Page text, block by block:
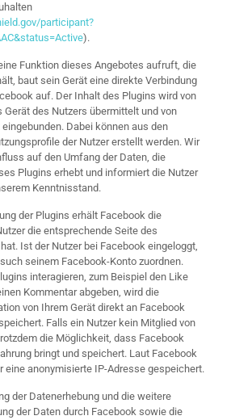
participant?
).
Funktion dieses Angebotes aufruft, die
baut sein Gerät eine direkte Verbindung
auf. Der Inhalt des Plugins wird von
Gerät des Nutzers übermittelt und von
Dabei können aus den
der Nutzer erstellt werden. Wir
auf den Umfang der Daten, die
Plugins erhebt und informiert die Nutzer
Kenntnisstand.
der Plugins erhält Facebook die
die entsprechende Seite des
Ist der Nutzer bei Facebook eingeloggt,
seinem Facebook-Konto zuordnen.
interagieren, zum Beispiel den Like
Kommentar abgeben, wird die
von Ihrem Gerät direkt an Facebook
Falls ein Nutzer kein Mitglied von
die Möglichkeit, dass Facebook
bringt und speichert. Laut Facebook
eine anonymisierte IP-Adresse gespeichert.
der Datenerhebung und die weitere
der Daten durch Facebook sowie die